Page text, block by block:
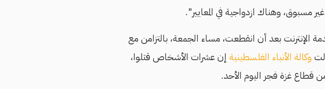
مسبوق، وهناك ازدواجية في المعايير".
بعد أن انقطعت، مساء الجمعة، بالتزامن مع
وكالة الأنباء الفلسطينيةإن عشرات الأشخاص قتلوا،
غزة فجر اليوم الأحد.